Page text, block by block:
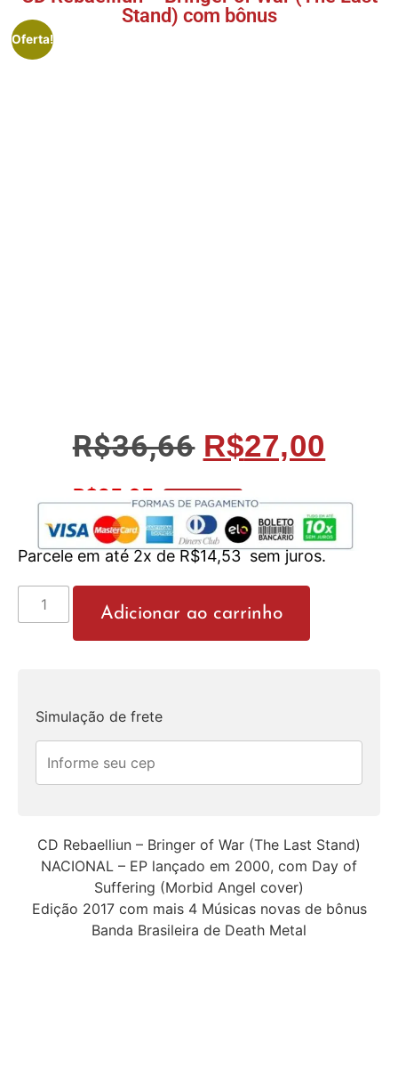
Stand) com bônus
Oferta!
R$36,66 R$27,00
R$25,65 No Pix 5% OFF
Parcele em até 2x deR$14,53 sem juros.
Adicionar ao carrinho
Simulação de frete
CD Rebaelliun – Bringer of War (The Last Stand)
NACIONAL – EP lançado em 2000, com Day of
Suffering (Morbid Angel cover)
Edição 2017 com mais 4 Músicas novas de bônus
Banda Brasileira de Death Metal